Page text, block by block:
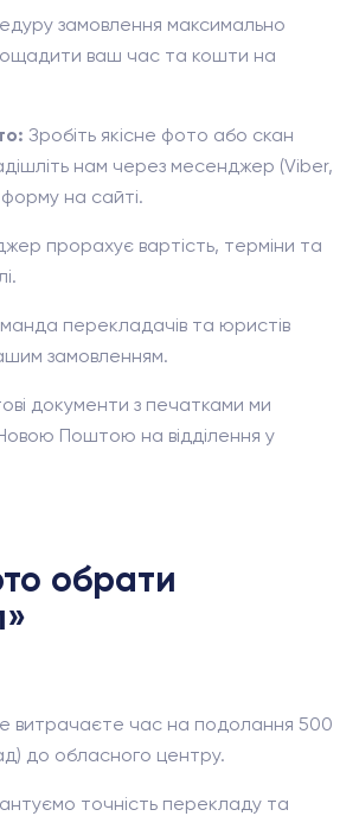
замовлення максимально
ваш час та кошти на
Зробіть якісне фото або скан
нам через месенджер (Viber,
на сайті.
прорахує вартість, терміни та
перекладачів та юристів
замовленням.
документи з печатками ми
Поштою на відділення у
обрати
витрачаєте час на подолання 500
до обласного центру.
точність перекладу та